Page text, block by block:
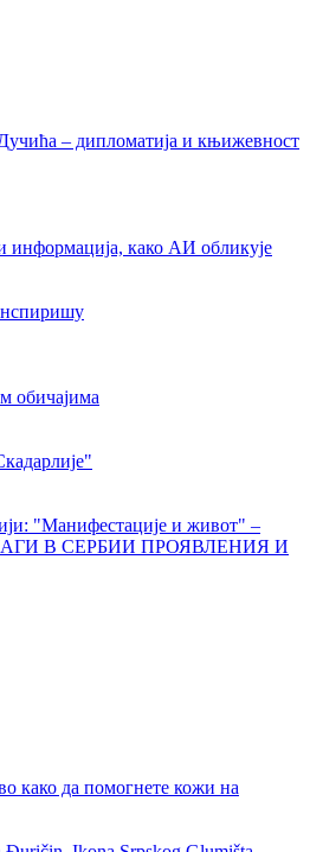
– дипломатија и књижевност
информација, како АИ обликује
обичајима
"Манифестације и живот" –
В СЕРБИИ ПРОЯВЛЕНИЯ И
како да помогнете кожи на